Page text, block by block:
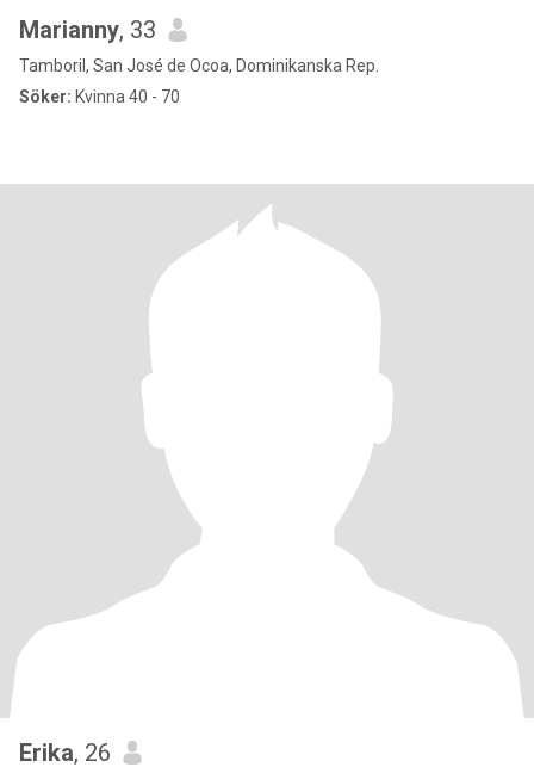
Marianny, 33
Tamboril, San José de Ocoa, Dominikanska Rep.
Söker: Kvinna 40 - 70
Erika, 26